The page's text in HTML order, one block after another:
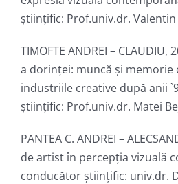
ştiinţific: Prof.univ.dr. Valentin
TIMOFTE ANDREI – CLAUDIU,
a dorinței: muncă și memorie
industriile creative după anii
ştiinţific: Prof.univ.dr. Matei
PANTEA C. ANDREI –
de artist în percepția vizuală
conducător ştiinţific: univ.dr.